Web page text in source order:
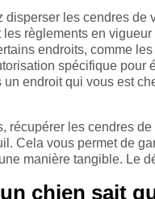
disperser les cendres de
règlements en
endroits, comme
spécifique pour
un endroit qui vous est
récupérer les cendres
Cela vous permet de
manière tangible. Le
chien sait